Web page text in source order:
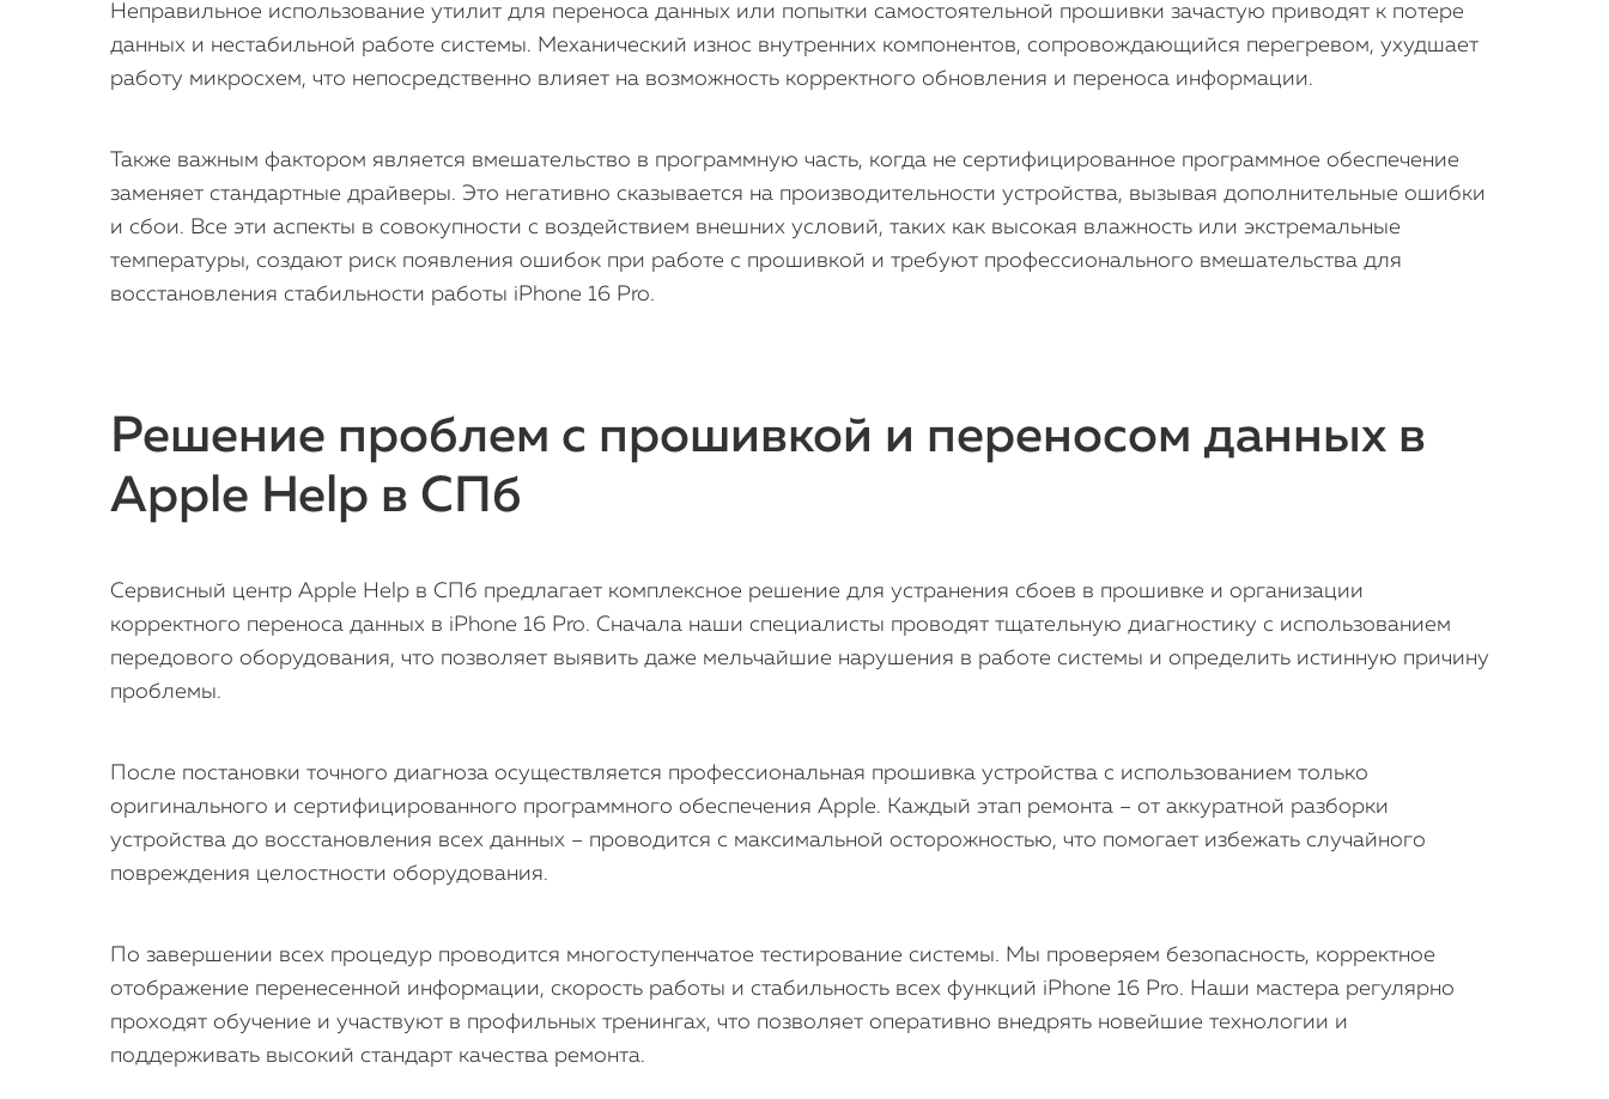
Watch
iPad
О нас
Неправильное использование утилит для переноса данных или попытки самостоятельной прошивки зачастую приводят к потере
данных и нестабильной работе системы. Механический износ внутренних компонентов, сопровождающийся перегревом, ухудшает
работу микросхем, что непосредственно влияет на возможность корректного обновления и переноса информации.
Также важным фактором является вмешательство в программную часть, когда не сертифицированное программное обеспечение
заменяет стандартные драйверы. Это негативно сказывается на производительности устройства, вызывая дополнительные ошибки
и сбои. Все эти аспекты в совокупности с воздействием внешних условий, таких как высокая влажность или экстремальные
температуры, создают риск появления ошибок при работе с прошивкой и требуют профессионального вмешательства для
восстановления стабильности работы iPhone 16 Pro.
Решение проблем с прошивкой и переносом данных в
Apple Help в СПб
Сервисный центр Apple Help в СПб предлагает комплексное решение для устранения сбоев в прошивке и организации
корректного переноса данных в iPhone 16 Pro. Сначала наши специалисты проводят тщательную диагностику с использованием
передового оборудования, что позволяет выявить даже мельчайшие нарушения в работе системы и определить истинную причину
проблемы.
После постановки точного диагноза осуществляется профессиональная прошивка устройства с использованием только
оригинального и сертифицированного программного обеспечения Apple. Каждый этап ремонта – от аккуратной разборки
устройства до восстановления всех данных – проводится с максимальной осторожностью, что помогает избежать случайного
повреждения целостности оборудования.
По завершении всех процедур проводится многоступенчатое тестирование системы. Мы проверяем безопасность, корректное
отображение перенесенной информации, скорость работы и стабильность всех функций iPhone 16 Pro. Наши мастера регулярно
проходят обучение и участвуют в профильных тренингах, что позволяет оперативно внедрять новейшие технологии и
поддерживать высокий стандарт качества ремонта.